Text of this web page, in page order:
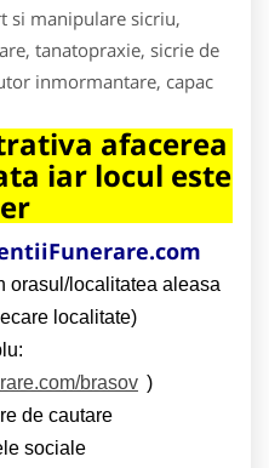
si manipulare sicriu,
tanatopraxie, sicrie de
inmormantare, capac
afacerea
iar locul este
orasul/localitatea aleasa
localitate)
brasov )
de cautare
sociale